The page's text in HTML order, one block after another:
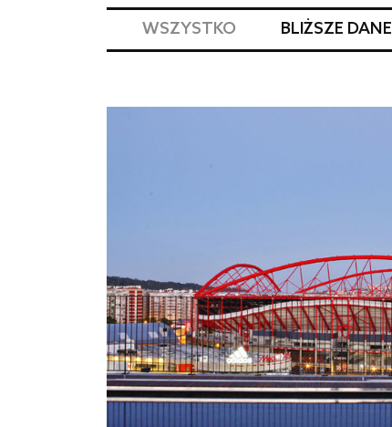
WSZYSTKO BLIŻSZE DANE